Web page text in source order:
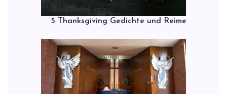
5 Thanksgiving Gedichte und Reime